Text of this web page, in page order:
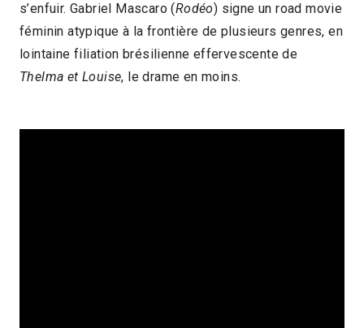
s’enfuir. Gabriel Mascaro (Rodéo) signe un road movie
féminin atypique à la frontière de plusieurs genres, en
lointaine filiation brésilienne effervescente de
Thelma et Louise, le drame en moins.